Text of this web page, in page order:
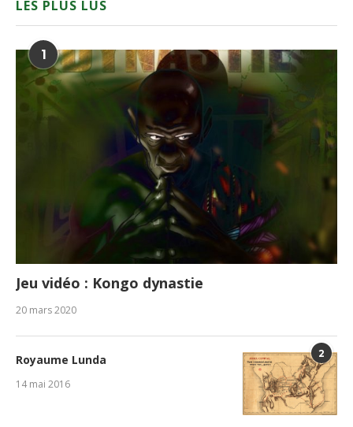
LES PLUS LUS
1
Jeu vidéo : Kongo dynastie
20 mars 2020
2
Royaume Lunda
14 mai 2016